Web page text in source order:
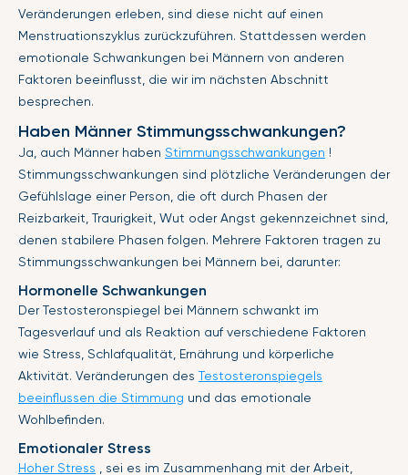
Veränderungen erleben, sind diese nicht auf einen
Menstruationszyklus zurückzuführen. Stattdessen werden
emotionale Schwankungen bei Männern von anderen
Faktoren beeinflusst, die wir im nächsten Abschnitt
besprechen.
Haben Männer Stimmungsschwankungen?
Ja, auch Männer haben Stimmungsschwankungen !
Stimmungsschwankungen sind plötzliche Veränderungen der
Gefühlslage einer Person, die oft durch Phasen der
Reizbarkeit, Traurigkeit, Wut oder Angst gekennzeichnet sind,
denen stabilere Phasen folgen. Mehrere Faktoren tragen zu
Stimmungsschwankungen bei Männern bei, darunter:
Hormonelle Schwankungen
Der Testosteronspiegel bei Männern schwankt im
Tagesverlauf und als Reaktion auf verschiedene Faktoren
wie Stress, Schlafqualität, Ernährung und körperliche
Aktivität. Veränderungen des Testosteronspiegels
beeinflussen die Stimmung und das emotionale
Wohlbefinden.
Emotionaler Stress
Hoher Stress , sei es im Zusammenhang mit der Arbeit,